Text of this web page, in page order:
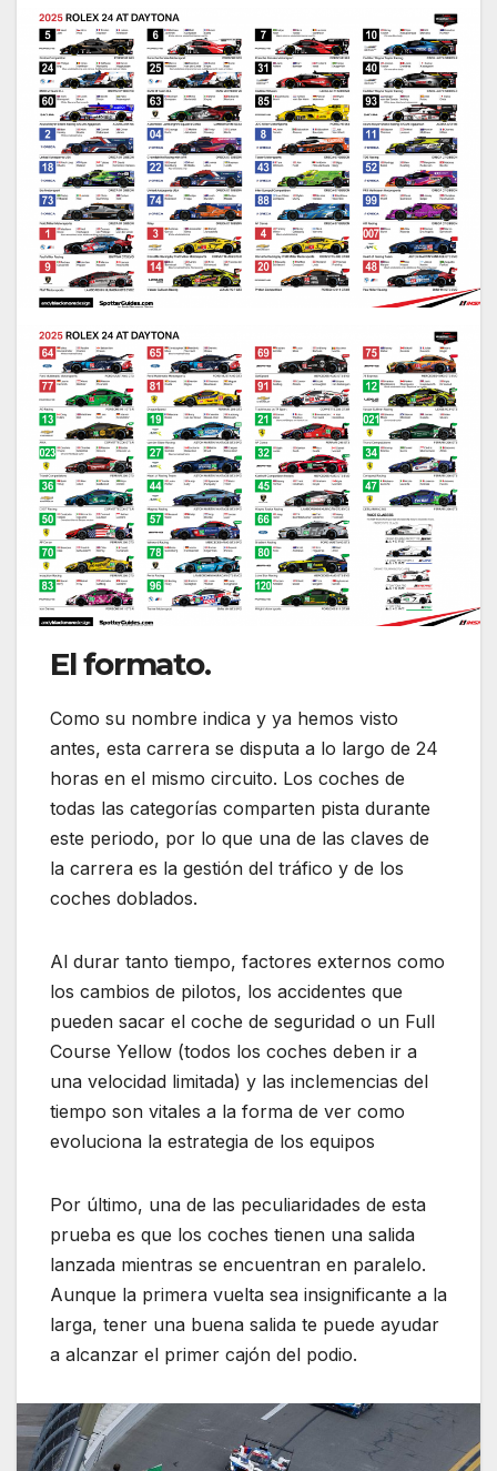
El formato.
Como su nombre indica y ya hemos visto
antes, esta carrera se disputa a lo largo de 24
horas en el mismo circuito. Los coches de
todas las categorías comparten pista durante
este periodo, por lo que una de las claves de
la carrera es la gestión del tráfico y de los
coches doblados.
Al durar tanto tiempo, factores externos como
los cambios de pilotos, los accidentes que
pueden sacar el coche de seguridad o un Full
Course Yellow (todos los coches deben ir a
una velocidad limitada) y las inclemencias del
tiempo son vitales a la forma de ver como
evoluciona la estrategia de los equipos
Por último, una de las peculiaridades de esta
prueba es que los coches tienen una salida
lanzada mientras se encuentran en paralelo.
Aunque la primera vuelta sea insignificante a la
larga, tener una buena salida te puede ayudar
a alcanzar el primer cajón del podio.